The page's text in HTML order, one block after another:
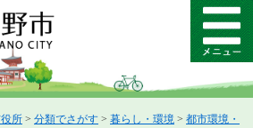
メ
ニ
ー
所 > 分類でさがす > 暮らし・環境 > 都市環境・